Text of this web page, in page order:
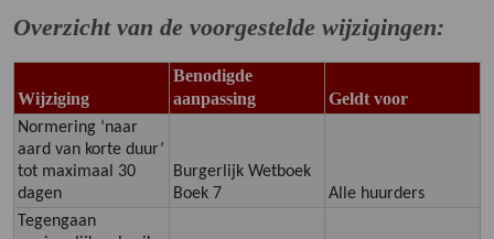
Overzicht van de voorgestelde wijzigingen:
Wijziging
Benodigde
aanpassing
Geldt voor
Normering ‘naar
aard van korte duur’
tot maximaal 30
dagen
Burgerlijk Wetboek
Boek 7
Alle huurders
Tegengaan